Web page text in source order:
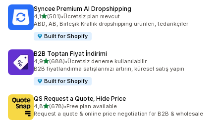
Syncee Premium AI Dropshipping
4,15 yıldız üzerinden
(501)
toplam 501 değerlendirme
•Ücretsiz plan mevcut
ABD, AB, Birleşik Krallık dropshipping ürünleri, tedarikçiler
Built for Shopify
B2B Toptan Fiyat İndirimi
4,95 yıldız üzerinden
(688)
toplam 688 değerlendirme
•Ücretsiz deneme kullanılabilir
B2B fiyatlandırma satışlarınızı artırın, küresel satış yapın
Built for Shopify
QS Request a Quote, Hide Price
4,85 yıldız üzerinden
(678)
toplam 678 değerlendirme
•Free plan available
Request a quote & online price negotiation for B2B & wholesale